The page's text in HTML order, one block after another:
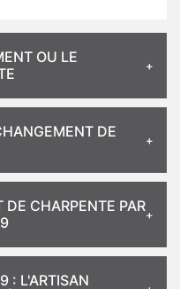
OU LE
DE
CHARPENTE PAR
: L'ARTISAN